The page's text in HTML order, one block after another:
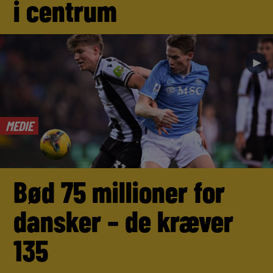
i centrum
MEDIE
►
Bød 75 millioner for
dansker – de kræver
135